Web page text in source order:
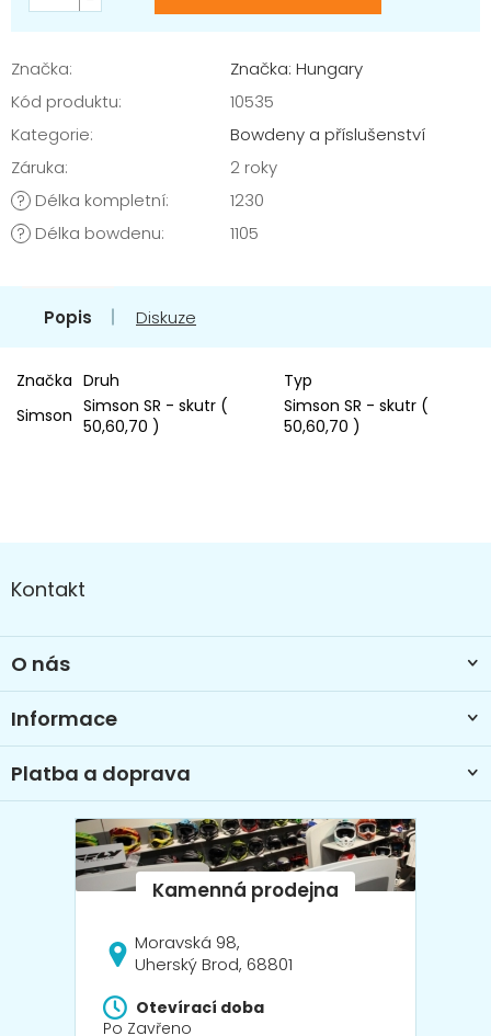
Značka:
Značka: Hungary
Kód produktu:
10535
Kategorie:
Bowdeny a příslušenství
Záruka: 2 roky
? Délka kompletní: 1230
? Délka bowdenu: 1105
Popis Diskuze
Značka Druh
Typ
Simson Simson SR - skutr (
50,60,70 )
Simson SR - skutr (
50,60,70 )
á
pKontakt
O nás
Informace
Platba a doprava
Moravská 98,
Uherský Brod, 68801
Otevírací doba
Po Zavřeno